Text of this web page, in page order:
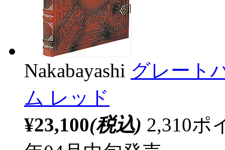
Nakabayashi グレート
ム レッド
¥23,100(税込) 2,310ポ